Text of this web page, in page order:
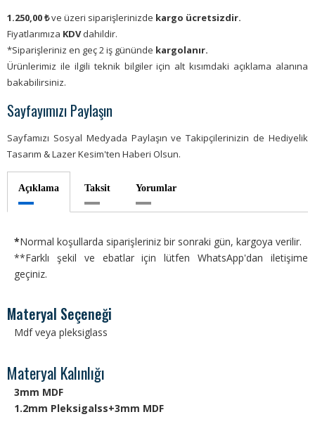
1.250,00₺ve üzeri siparişlerinizde kargo ücretsizdir.
Fiyatlarımıza KDVdahildir.
*Siparişleriniz en geç 2 iş gününde kargolanır.
Ürünlerimiz ile ilgili teknik bilgiler için alt kısımdaki açıklama alanına
bakabilirsiniz.
Sayfayımızı Paylaşın
Sayfamızı Sosyal Medyada Paylaşın ve Takipçilerinizin de Hediyelik
Tasarım & Lazer Kesim'ten Haberi Olsun.
Açıklama Taksit Yorumlar
*Normal koşullarda siparişleriniz bir sonraki gün, kargoya verilir.
**Farklı şekil ve ebatlar için lütfen WhatsApp'dan iletişime
geçiniz.
Materyal Seçeneği
Mdf veya pleksiglass
Materyal Kalınlığı
3mm MDF
1.2mm Pleksigalss+3mm MDF